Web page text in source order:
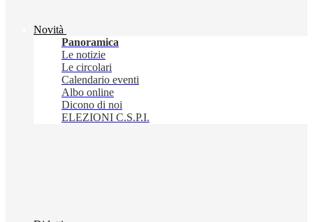
Novità
Panoramica
Le notizie
Le circolari
Calendario eventi
Albo online
Dicono di noi
ELEZIONI C.S.P.I.